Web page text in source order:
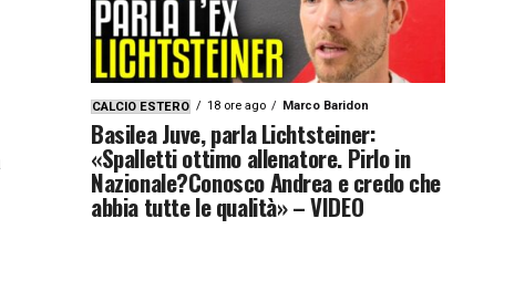
CALCIO ESTERO 18 ore ago Marco Baridon
Basilea Juve, parla Lichtsteiner:
«Spalletti ottimo allenatore. Pirlo in
Nazionale?Conosco Andrea e credo che
abbia tutte le qualità» – VIDEO